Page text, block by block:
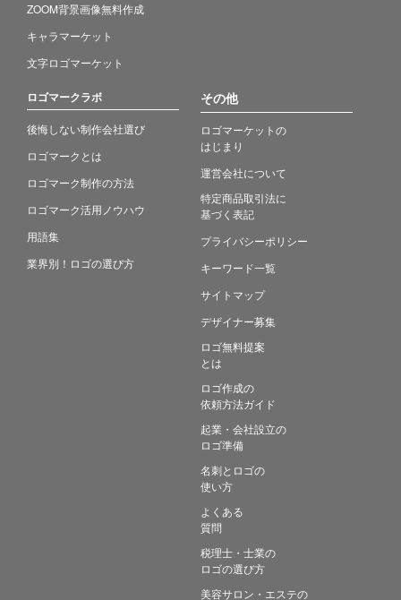
ZOOM背景画像無料作成
キャラマーケット
文字ロゴマーケット
ロゴマークラボ
後悔しない制作会社選び
ロゴマークとは
ロゴマーク制作の方法
ロゴマーク活用ノウハウ
用語集
業界別！ロゴの選び方
その他
ロゴマーケットの
はじまり
運営会社について
特定商品取引法に
基づく表記
プライバシーポリシー
キーワード一覧
サイトマップ
デザイナー募集
ロゴ無料提案
とは
ロゴ作成の
依頼方法ガイド
起業・会社設立の
ロゴ準備
名刺とロゴの
使い方
よくある
質問
税理士・士業の
ロゴの選び方
美容サロン・エステの